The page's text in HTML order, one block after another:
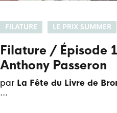
FILATURE LE PRIX SUMMER
Filature / Épisode
Anthony Passeron
par La Fête du Livre de